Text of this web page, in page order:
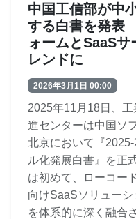
中国工信部が中
する白書を発表
ォームとSaaSサ
レンドに
2026年3月1日 00:00
2025年11月18日、
進センターは中国ソ
北京において『
ル化発展白書』を正
は初めて、ローコー
向けSaaSソリュー
を体系的に深く融合